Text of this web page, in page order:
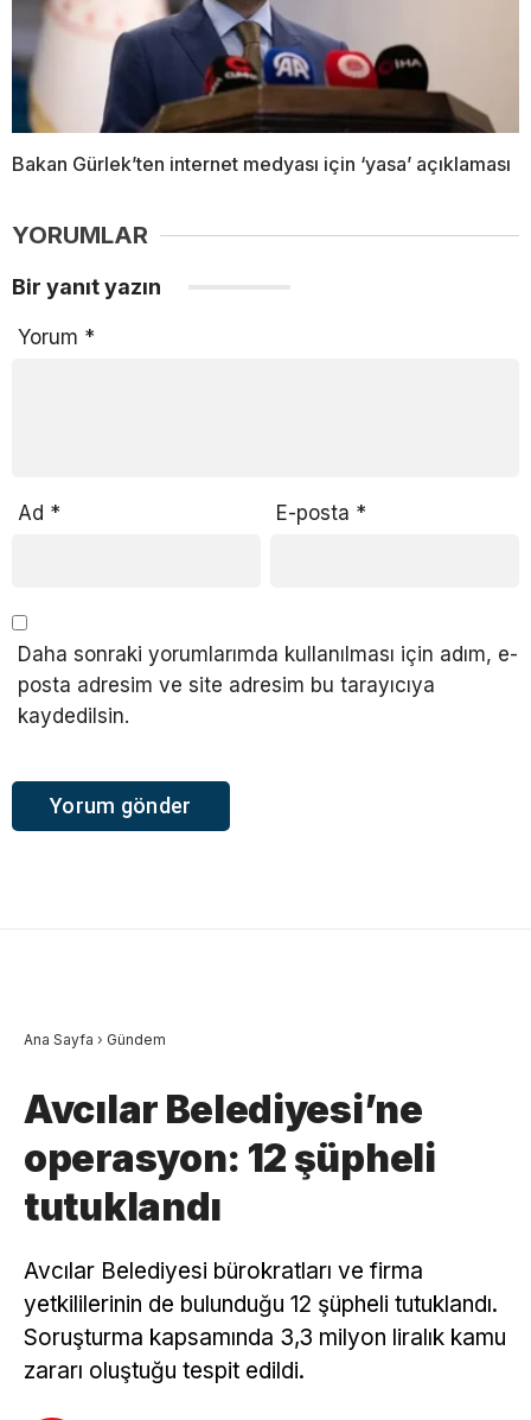
Bakan Gürlek’ten internet medyası için ‘yasa’ açıklaması
YORUMLAR
Bir yanıt yazın
Yorum *
Ad * E-posta *
Daha sonraki yorumlarımda kullanılması için adım, e-
posta adresim ve site adresim bu tarayıcıya
kaydedilsin.
Ana Sayfa › Gündem
Avcılar Belediyesi’ne
operasyon: 12 şüpheli
tutuklandı
Avcılar Belediyesi bürokratları ve firma
yetkililerinin de bulunduğu 12 şüpheli tutuklandı.
Soruşturma kapsamında 3,3 milyon liralık kamu
zararı oluştuğu tespit edildi.